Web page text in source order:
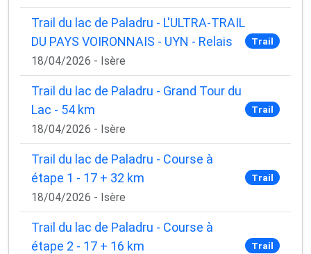
Trail du lac de Paladru - L'ULTRA-TRAIL
DU PAYS VOIRONNAIS - UYN - Relais
18/04/2026 - Isère
Trail
Trail du lac de Paladru - Grand Tour du
Lac - 54 km
18/04/2026 - Isère
Trail
Trail du lac de Paladru - Course à
étape 1 - 17 + 32 km
18/04/2026 - Isère
Trail
Trail du lac de Paladru - Course à
étape 2 - 17 + 16 km
Trail